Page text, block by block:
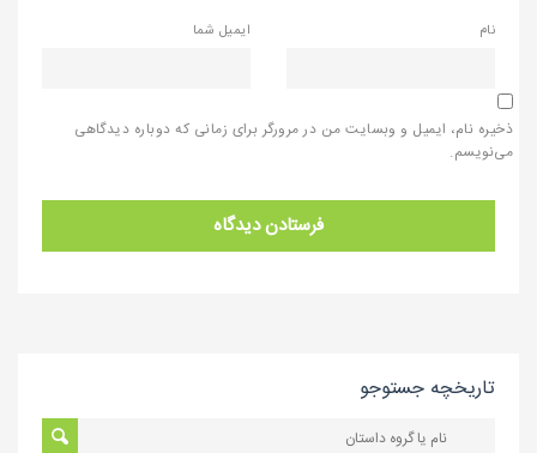
نام ایمیل شما
ذخیره نام، ایمیل و وبسایت من در مرورگر برای زمانی که دوباره دیدگاهی
می‌نویسم.
تاریخچه جستوجو